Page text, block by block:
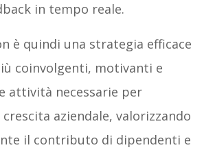
in tempo reale.
è quindi una strategia efficace
coinvolgenti, motivanti e
attività necessarie per
aziendale, valorizzando
il contributo di dipendenti e